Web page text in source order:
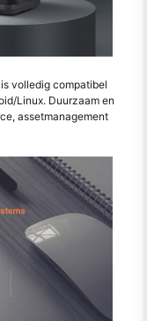
is volledig compatibel
Linux. Duurzaam en
assetmanagement